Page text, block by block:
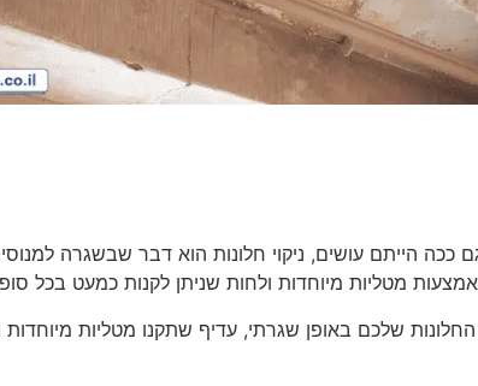
הייתם עושים, ניקוי חלונות הוא דבר שבשגרה
מטליות מיוחדות ולחות שניתן לקנות כמעט בכל
שלכם באופן שגרתי, עדיף שתקנו מטליות